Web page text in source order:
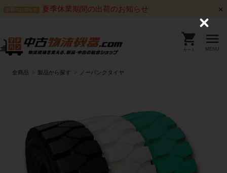
出荷のお知らせ 夏季休業期間の出荷のお知らせ
カート MENU
全商品 製品から探す ノーパンクタイヤ
C
o
s